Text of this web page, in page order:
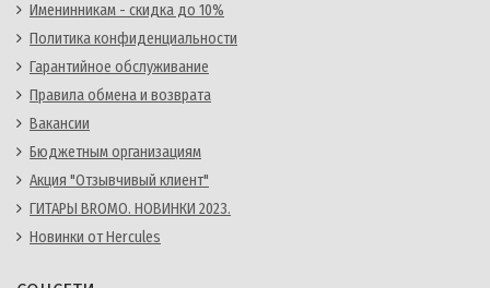
Именинникам - скидка до 10%
Политика конфиденциальности
Гарантийное обслуживание
Правила обмена и возврата
Вакансии
Бюджетным организациям
Акция "Отзывчивый клиент"
ГИТАРЫ BROMO. НОВИНКИ 2023.
Новинки от Hercules